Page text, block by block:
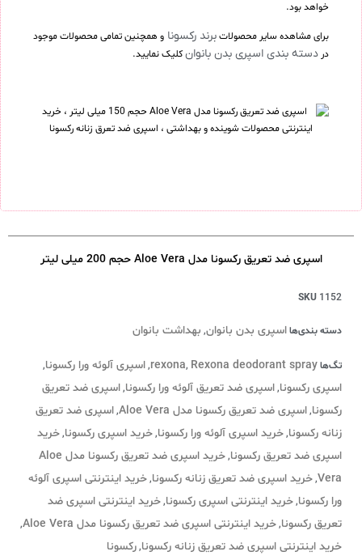
خواهد بود.
برای مشاهده سایر محصولاتبرند رکسونا و همچنین تمامی محصولات موجود
در دسته بندی اسپری بدن بانوانکلیک نمایید.
اسپری ضد تعریق رکسونا مدل Aloe Vera حجم 200 میلی لیتر
SKU 1152
دسته بندی‌هااسپری بدن بانوان, بهداشت بانوان
تگ‌ها rexona, Rexona deodorant spray
,اسپری آلوئه ورا رکسونا,
اسپری رکسونا,اسپری ضد تعریق آلوئه ورا رکسونا,اسپری ضد تعریق
رکسونا,اسپری ضد تعریق رکسونا مدل Aloe Vera ,اسپری ضد تعریق
زنانه رکسونا,خرید اسپری آلوئه ورا رکسونا,خرید اسپری رکسونا,خرید
اسپری ضد تعریق رکسونا,
خرید اسپری ضد تعریق رکسونا مدل Aloe
Vera
,خرید اسپری ضد تعریق زنانه رکسونا,خرید اینترنتی اسپری آلوئه
ورا رکسونا,خرید اینترنتی اسپری رکسونا,خرید اینترنتی اسپری ضد
تعریق رکسونا,خرید اینترنتی اسپری ضد تعریق رکسونا مدل Aloe Vera ,
خرید اینترنتی اسپری ضد تعریق زنانه رکسونا,رکسونا